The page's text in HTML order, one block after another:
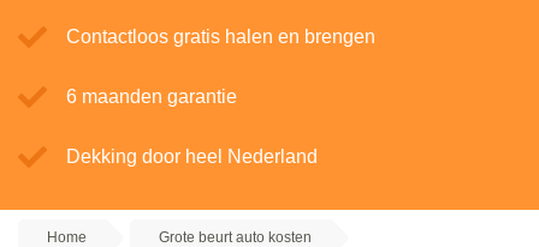
Contactloos gratis halen en brengen
6 maanden garantie
Dekking door heel Nederland
Home Grote beurt auto kosten